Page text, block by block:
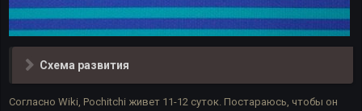
Схема развития
Согласно Wiki, Pochitchi живет 11-12 суток. Постараюсь, чтобы он